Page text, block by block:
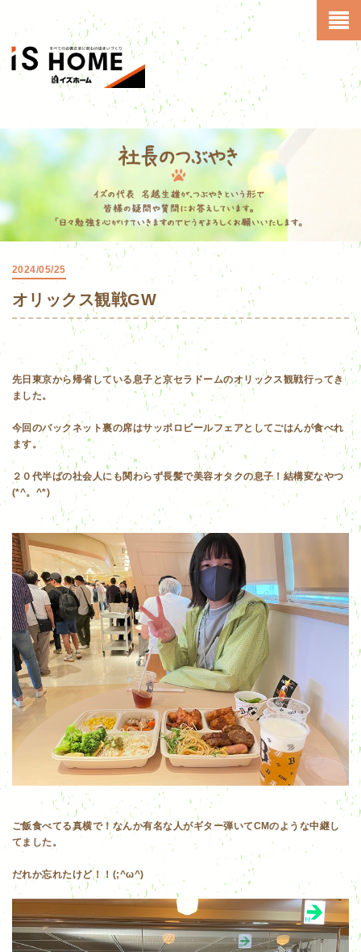
2024/05/25
オリックス観戦GW
先日東京から帰省している息子と京セラドームのオリックス観戦行ってき
ました。
今回のバックネット裏の席はサッポロビールフェアとしてごはんが食べれ
ます。
２０代半ばの社会人にも関わらず長髪で美容オタクの息子！結構変なやつ
(*^。^*)
ご飯食べてる真横で！なんか有名な人がギター弾いてCMのような中継し
てました。
だれか忘れたけど！！(;^ω^)